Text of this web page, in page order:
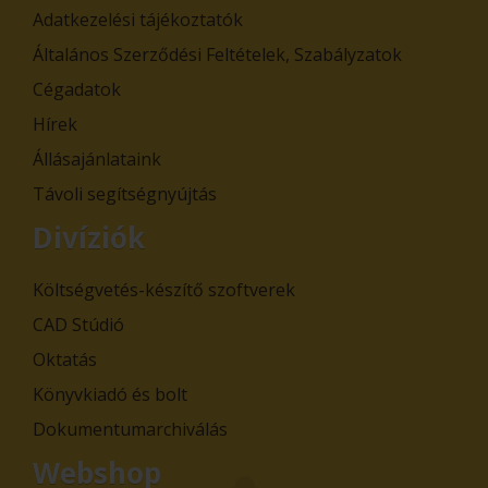
Adatkezelési tájékoztatók
Általános Szerződési Feltételek, Szabályzatok
Cégadatok
Hírek
Állásajánlataink
Távoli segítségnyújtás
Divíziók
Költségvetés-készítő szoftverek
CAD Stúdió
Oktatás
Könyvkiadó és bolt
Dokumentumarchiválás
Webshop